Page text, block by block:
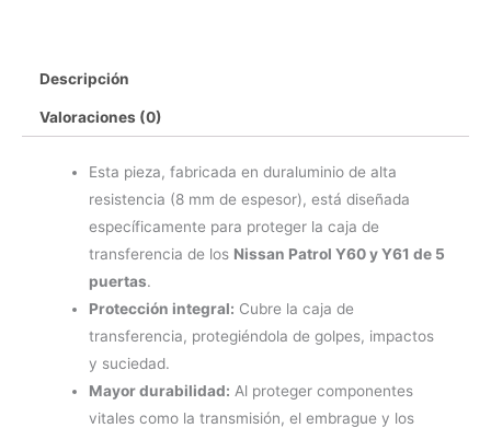
Descripción
Valoraciones (0)
Esta pieza, fabricada en duraluminio de alta
resistencia (8 mm de espesor), está diseñada
específicamente para proteger la caja de
transferencia de los Nissan Patrol Y60 y Y61 de 5
puertas.
Protección integral: Cubre la caja de
transferencia, protegiéndola de golpes, impactos
y suciedad.
Mayor durabilidad: Al proteger componentes
vitales como la transmisión, el embrague y los